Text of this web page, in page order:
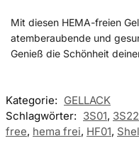
Mit diesen HEMA-freien
atemberaubende und
Genieß die Schönheit
Kategorie: GELLACK
Schlagwörter: 3S01,
free, hema frei, HF01,